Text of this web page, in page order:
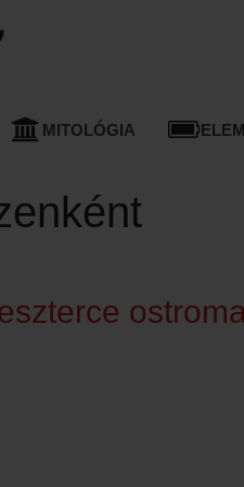
MITOLÓGIA